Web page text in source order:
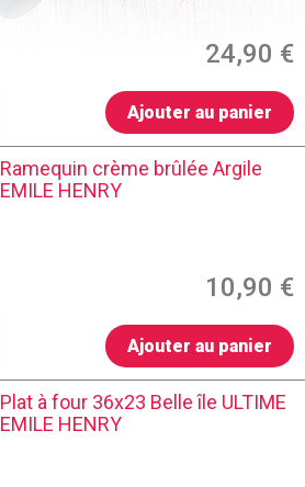
24,90 €
Ajouter au panier
Ramequin crème brûlée Argile
EMILE HENRY
10,90 €
Ajouter au panier
Plat à four 36x23 Belle île ULTIME
EMILE HENRY